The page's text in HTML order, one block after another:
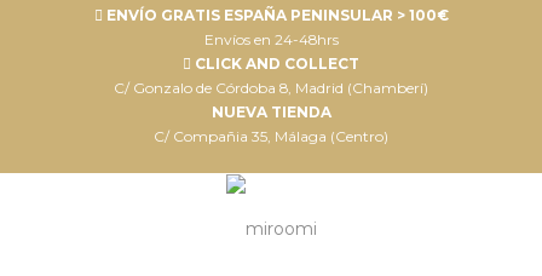
ENVÍO GRATIS ESPAÑA PENINSULAR > 100€
Envíos en 24-48hrs
CLICK AND COLLECT
C/ Gonzalo de Córdoba 8, Madrid (Chamberí)
NUEVA TIENDA
C/ Compañia 35, Málaga (Centro)